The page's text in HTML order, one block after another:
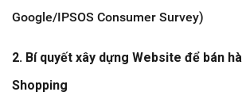
Google/IPSOS Consumer Survey)
2. Bí quyết xây dựng Website để bán
Shopping